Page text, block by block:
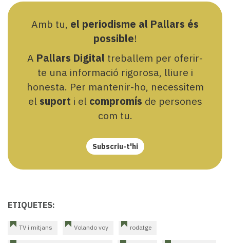
Amb tu, el periodisme al Pallars és
possible!
A Pallars Digital treballem per oferir-
te una informació rigorosa, lliure i
honesta. Per mantenir-ho, necessitem
el suport i el compromís de persones
com tu.
Subscriu-t'hi
ETIQUETES:
TV i mitjans Volando voy rodatge